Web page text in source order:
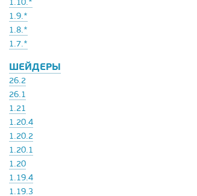
1.10.*
1.9.*
1.8.*
1.7.*
ШЕЙДЕРЫ
26.2
26.1
1.21
1.20.4
1.20.2
1.20.1
1.20
1.19.4
1.19.3